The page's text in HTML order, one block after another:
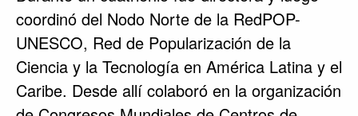
coordinó del Nodo Norte de la RedPOP-
UNESCO, Red de Popularización de la
Ciencia y la Tecnología en América Latina y el
Caribe. Desde allí colaboró en la organización